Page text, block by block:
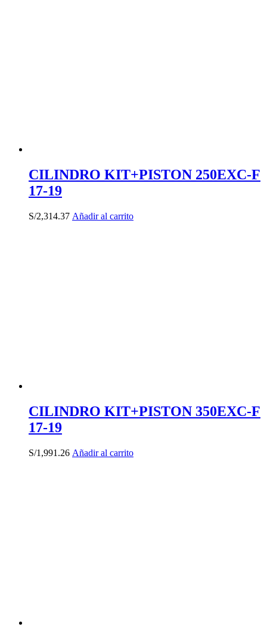
CILINDRO KIT+PISTON 250EXC-F
17-19
S/2,314.37 Añadir al carrito
CILINDRO KIT+PISTON 350EXC-F
17-19
S/1,991.26 Añadir al carrito